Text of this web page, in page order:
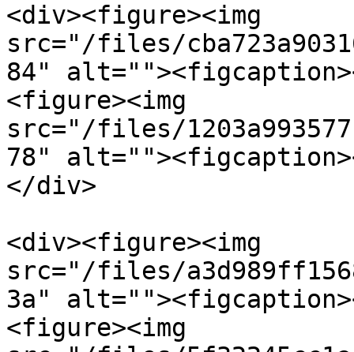
<div><figure><img
src="/files/
84"
<figure><img
src="/files/
78"
</div>
<div><figure><img
src="/files/
3a"
<figure><img